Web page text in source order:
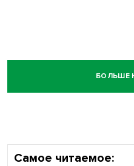
БОЛЬШЕ
Самое читаемое: